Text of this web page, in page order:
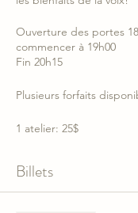
Ouverture des portes
commencer à 19h00
Fin 20h15
Plusieurs forfaits
1 atelier: 25$
Session 14 ateliers: 250$
Billets